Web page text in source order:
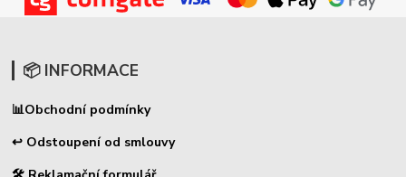
📦 INFORMACE
📊Obchodní podmínky
↩ Odstoupení od smlouvy